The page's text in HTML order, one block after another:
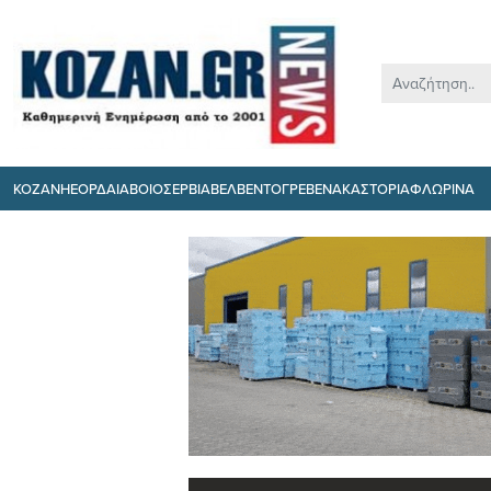
ΚΟΖΑΝΗΕΟΡΔΑΙΑΒΟΙΟΣΕΡΒΙΑΒΕΛΒΕΝΤΟΓΡΕΒΕΝΑΚΑΣΤΟΡΙΑΦΛΩΡΙΝΑ